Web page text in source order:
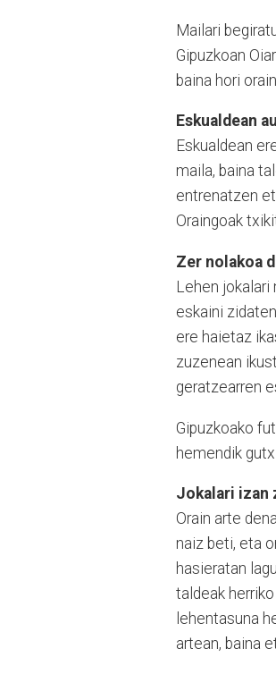
Mailari
Gipuzkoan
baina hori
Eskualdean
Eskualdean
maila, baina
entrenatzen
Oraingoak
Zer nolakoa
Lehen
eskaini
ere haietaz
zuzenean
geratzearren
Gipuzkoako
hemendik
Jokalari izan
Orain arte
naiz beti, eta
hasieratan
taldeak
lehentasuna
artean, baina